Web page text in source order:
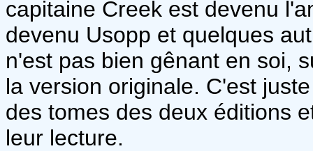
capitaine Creek est devenu
devenu Usopp et quelques
n'est pas bien gênant en soi,
la version originale. C'est
des tomes des deux éditions
leur lecture.